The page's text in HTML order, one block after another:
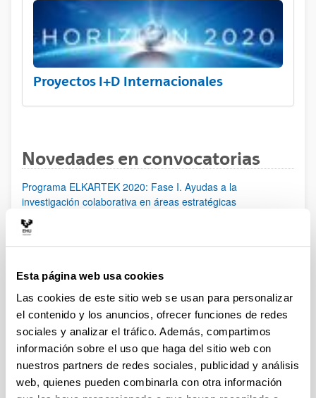
Esta página web usa cookies
Las cookies de este sitio web se usan para personalizar
el contenido y los anuncios, ofrecer funciones de redes
sociales y analizar el tráfico. Además, compartimos
información sobre el uso que haga del sitio web con
nuestros partners de redes sociales, publicidad y análisis
web, quienes pueden combinarla con otra información
Proyectos I+D Internacionales
Novedades en convocatorias
Programa ELKARTEK 2020: Fase I. Ayudas a la
investigación colaborativa en áreas estratégicas
Proyectos de investigación en Salud (ISCIII) 2020
febrero de 2020 (15:00), ambos inclusive.
[IKERMUGIKORTASUNA] Programa de movilidad del
personal investigador doctor del Gobierno Vasco 2020
Ayudas para la realización de proyectos de investigación
básica y/o aplicada (PIBA) y ayudas a la investigación e
innovación tecnológica (PUE) 2020
Ayudas postdoctorales Juan de la Cierva 2019: Modalidad